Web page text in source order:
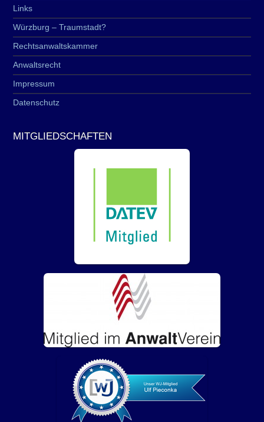
Links
Würzburg – Traumstadt?
Rechtsanwaltskammer
Anwaltsrecht
Impressum
Datenschutz
MITGLIEDSCHAFTEN